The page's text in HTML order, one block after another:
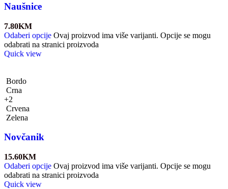
Naušnice
7.80KM
Odaberi opcije Ovaj proizvod ima više varijanti. Opcije se mogu
odabrati na stranici proizvoda
Quick view
Bordo
Crna
+2
Crvena
Zelena
Novčanik
15.60KM
Odaberi opcije Ovaj proizvod ima više varijanti. Opcije se mogu
odabrati na stranici proizvoda
Quick view